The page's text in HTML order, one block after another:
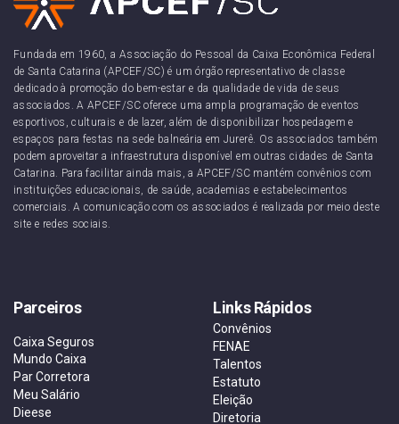
Fundada em 1960, a Associação do Pessoal da Caixa Econômica Federal
de Santa Catarina (APCEF/SC) é um órgão representativo de classe
dedicado à promoção do bem-estar e da qualidade de vida de seus
associados. A APCEF/SC oferece uma ampla programação de eventos
esportivos, culturais e de lazer, além de disponibilizar hospedagem e
espaços para festas na sede balneária em Jurerê. Os associados também
podem aproveitar a infraestrutura disponível em outras cidades de Santa
Catarina. Para facilitar ainda mais, a APCEF/SC mantém convênios com
instituições educacionais, de saúde, academias e estabelecimentos
comerciais. A comunicação com os associados é realizada por meio deste
site e redes sociais.
Parceiros
Caixa Seguros
Mundo Caixa
Par Corretora
Meu Salário
Dieese
Links Rápidos
Convênios
FENAE
Talentos
Estatuto
Eleição
Diretoria